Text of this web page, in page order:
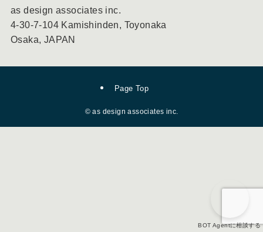
as design associates inc.
4-30-7-104 Kamishinden, Toyonaka
Osaka, JAPAN
Page Top
©as design associates inc.
BOT Agentに相談する